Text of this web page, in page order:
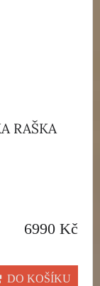
RAŠKA
6990 Kč
DO KOŠÍKU